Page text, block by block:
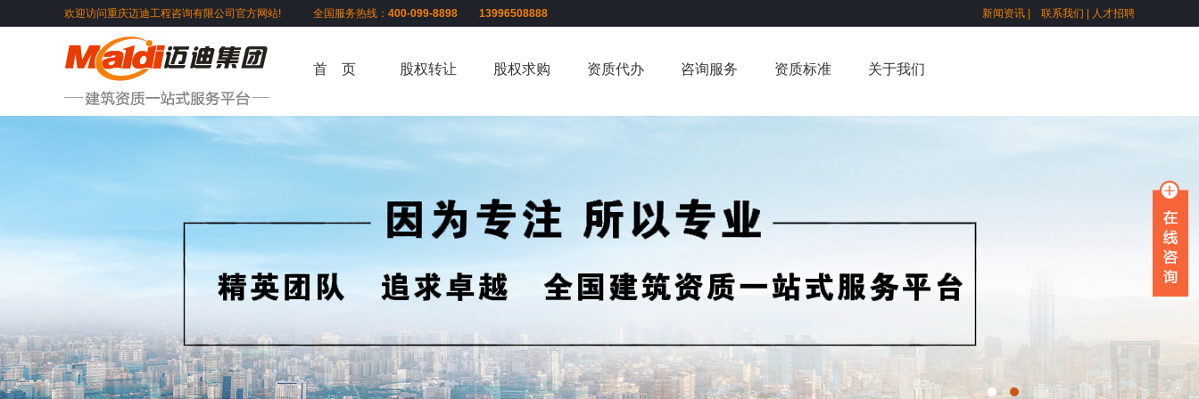
欢迎访问重庆迈迪工程咨询有限公司官方网站! 全国服务热线： 400-099-8898 13996508888 新闻资讯 联系我们 人才招聘
首 页 股权转让 股权求购 资质代办 咨询服务 资质标准 关于我们